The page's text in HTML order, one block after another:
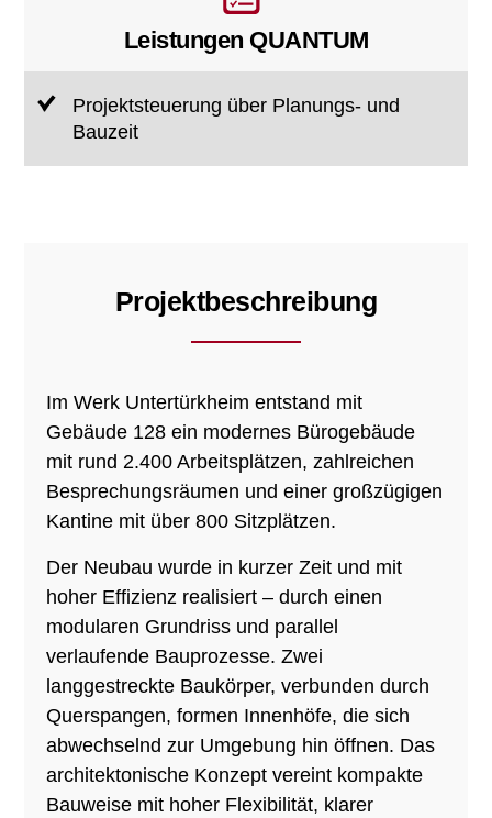
Leistungen QUANTUM
Projektsteuerung über Planungs- und
Bauzeit
Projektbeschreibung
Im Werk Untertürkheim entstand mit
Gebäude 128 ein modernes Bürogebäude
mit rund 2.400 Arbeitsplätzen, zahlreichen
Besprechungsräumen und einer großzügigen
Kantine mit über 800 Sitzplätzen.
Der Neubau wurde in kurzer Zeit und mit
hoher Effizienz realisiert – durch einen
modularen Grundriss und parallel
verlaufende Bauprozesse. Zwei
langgestreckte Baukörper, verbunden durch
Querspangen, formen Innenhöfe, die sich
abwechselnd zur Umgebung hin öffnen. Das
architektonische Konzept vereint kompakte
Bauweise mit hoher Flexibilität, klarer